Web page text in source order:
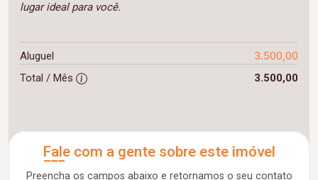
lugar ideal para você.
Aluguel 3.500,00
Total / Mês 3.500,00
Fale com a gente sobre este imóvel
Preencha os campos abaixo e retornamos o seu contato